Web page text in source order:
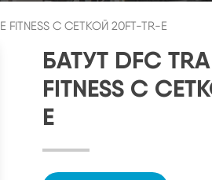
FITNESS С СЕТКОЙ 20FT-TR-E
БАТУТ DFC
FITNESS С
E